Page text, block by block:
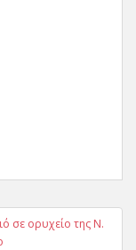
σε ορυχείο της Ν.